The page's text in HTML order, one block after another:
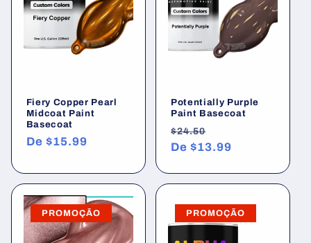
Fiery Copper Pearl
Midcoat Paint
Basecoat
Preço
De $15.99
Potentially Purple
Paint Basecoat
Preço
normal
$24.50
promocional
De$13.99
PROMOÇÃO PROMOÇÃO